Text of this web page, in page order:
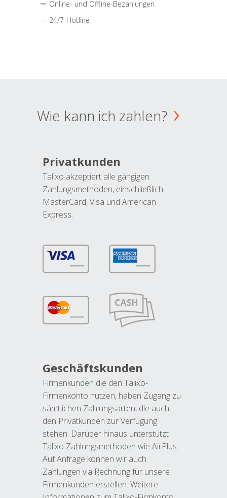
Online- und Offline-Bezahlungen
24/7-Hotline
Wie kann ich zahlen?
Privatkunden
Talixo akzeptiert alle gängigen
Zahlungsmethoden, einschließlich
MasterCard, Visa und American
Express.
Geschäftskunden
Firmenkunden die den Talixo-
Firmenkonto nutzen, haben Zugang zu
sämtlichen Zahlungsarten, die auch
den Privatkunden zur Verfügung
stehen. Darüber hinaus unterstützt
Talixo Zahlungsmethoden wie AirPlus.
Auf Anfrage können wir auch
Zahlungen via Rechnung für unsere
Firmenkunden erstellen. Weitere